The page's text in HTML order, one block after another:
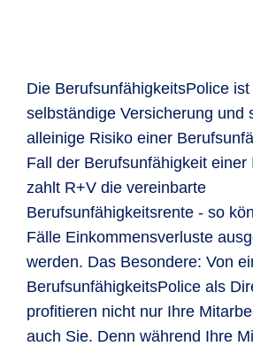
Die BerufsunfähigkeitsPolice
selbständige Versicherung und
alleinige Risiko einer
Fall der Berufsunfähigkeit einer
zahlt R+V die vereinbarte
Berufsunfähigkeitsrente - so
Fälle Einkommensverluste
werden. Das Besondere: Von
BerufsunfähigkeitsPolice als
profitieren nicht nur Ihre
auch Sie. Denn während Ihre